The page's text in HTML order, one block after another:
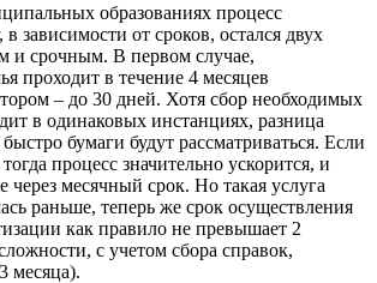
образованиях процесс
зависимости от сроков, остался двух
и срочным. В первом случае,
проходит в течение 4 месяцев
– до 30 дней. Хотя сбор необходимых
в одинаковых инстанциях, разница
бумаги будут рассматриваться. Если
процесс значительно ускорится, и
через месячный срок. Но такая услуга
раньше, теперь же срок осуществления
как правило не превышает 2
с учетом сбора справок,
месяца).